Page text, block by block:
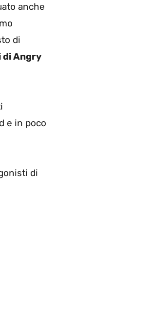
anche
di
di Angry
e in poco
di